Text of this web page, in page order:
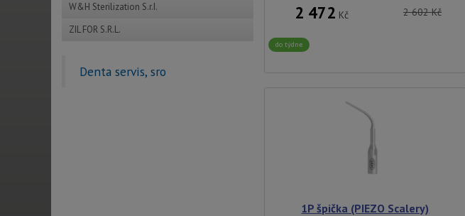
W&H Sterilization S.r.I.
ZIL FOR S.R.L.
Denta servis, sro
2 472 Kč 2 602 Kč
do týdne
1P špička (PIEZO Scalery)